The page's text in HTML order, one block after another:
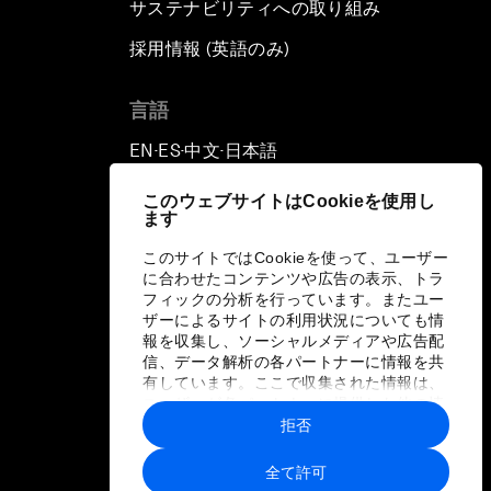
このウェブサイトはCookieを使用し
ます
このサイトではCookieを使って、ユーザー
に合わせたコンテンツや広告の表示、トラ
フィックの分析を行っています。またユー
ザーによるサイトの利用状況についても情
報を収集し、ソーシャルメディアや広告配
信、データ解析の各パートナーに情報を共
有しています。ここで収集された情報は、
ユーザーが各パートナーに提供した他の情
報や各パートナーのサービスを使用した際
に収集された情報と組み合わされ、各パー
トナーによって使用されることがありま
す。
全て許可
拒否
サステナビリティへの取り組み
採用情報 (英語のみ)
言語
EN ▪ES▪中文▪ 日本語